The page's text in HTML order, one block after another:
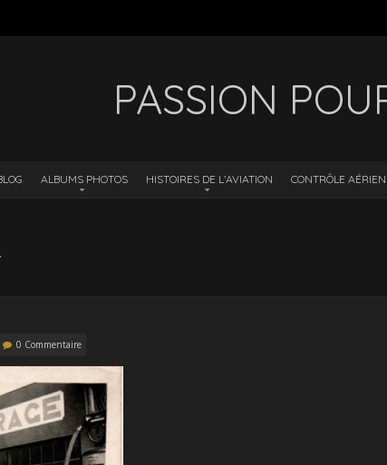
PASSION
ALBUMS PHOTOS HISTOIRES DE L’AVIATION CONTRÔLE AÉRIEN
0 Commentaire